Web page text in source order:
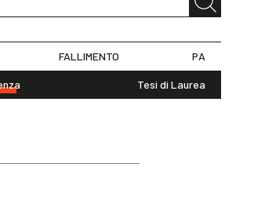
FALLIMENTO PA
Tesi di Laurea